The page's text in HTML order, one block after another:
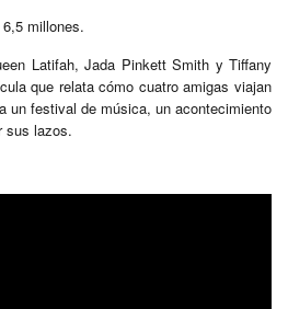
millones.
Latifah, Jada Pinkett Smith y Tiffany
que relata cómo cuatro amigas viajan
un festival de música, un acontecimiento
sus lazos.